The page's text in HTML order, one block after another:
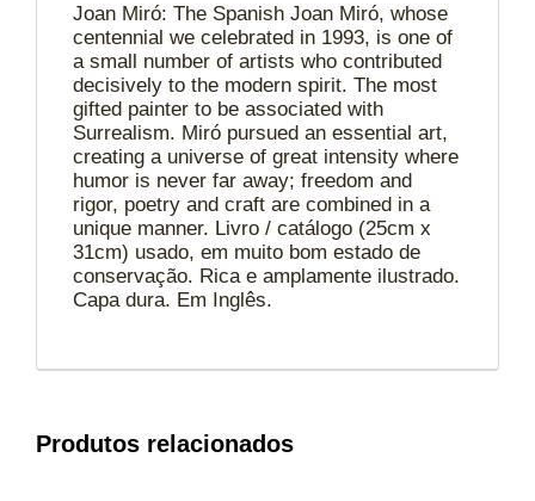
Joan Miró: The Spanish Joan Miró, whose
centennial we celebrated in 1993, is one of
a small number of artists who contributed
decisively to the modern spirit. The most
gifted painter to be associated with
Surrealism. Miró pursued an essential art,
creating a universe of great intensity where
humor is never far away; freedom and
rigor, poetry and craft are combined in a
unique manner. Livro / catálogo (25cm x
31cm) usado, em muito bom estado de
conservação. Rica e amplamente ilustrado.
Capa dura. Em Inglês.
Produtos relacionados